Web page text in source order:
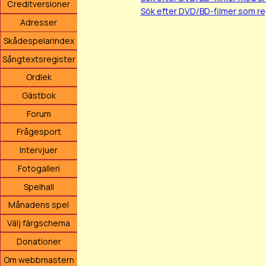
Creditversioner
Adresser
Skådespelarindex
Sångtextsregister
Ordlek
Gästbok
Forum
Frågesport
Intervjuer
Fotogalleri
Spelhall
Månadens spel
Välj färgschema
Donationer
Om webbmastern
Sök efter DVD/BD-filmer som